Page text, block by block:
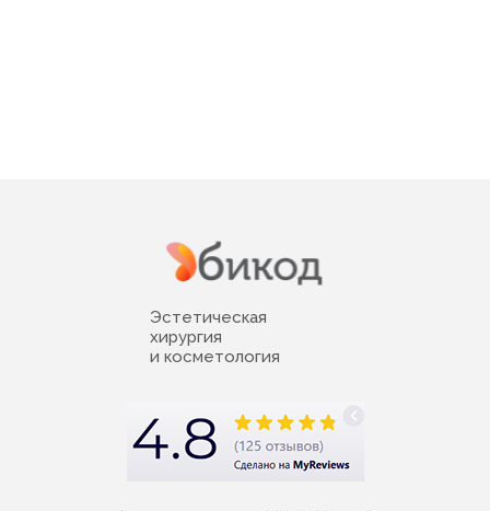
Эстетическая
хирургия
и косметология